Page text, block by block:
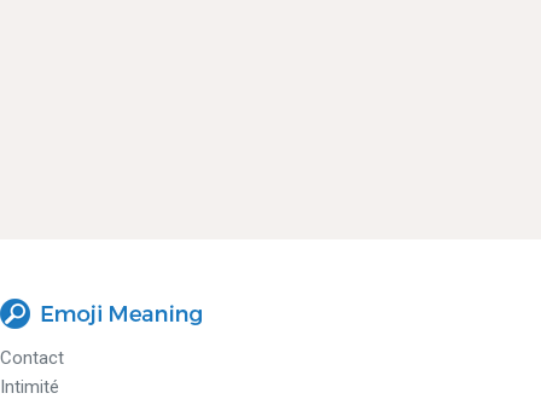
Contact
Intimité